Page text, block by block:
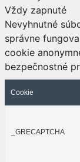
Vždy zapnuté
Nevyhnutné
správne
cookie
bezpečnostné
Cookie
_GRECAPTCHA